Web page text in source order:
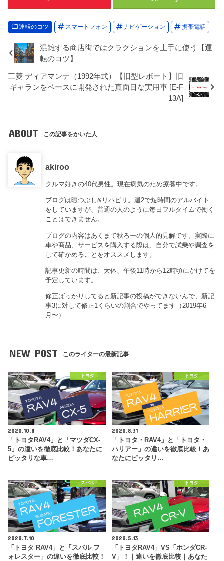
運転のコツ スマートフォン ナビゲーション 携帯電話
混雑する商店街ではクラクションを上手に使う【運
転のコツ】
三菱 ディアマンテ（1992年式）【旧型レポート】旧
ギャランをベースに開発された真面目な実用車 [E-F
13A]
ABOUT この記事をかいた人
akiroo
クルマ好きの40代男性。現在病気のため療養中です。
ブログは暇つぶし&リハビリ。週2で短時間のアルバイト
をしていますが、普通の人のように毎日フルタイムで働く
ことはできません。
ブログの内容はあくまで秋ろーの個人的見解です。実際に
車や商品、サービスを購入する際は、自分で試乗や調査を
して確かめることをオススメします。
記事更新の時間は、大体、午後11時から12時頃にかけてを
予定しています。
修正ばっかりしてると新記事の投稿ができないんで、新記
事3に対して修正1くらいの割合でやってます（2019年6
月〜）
NEW POST このライターの最新記事
トヨタ
2020.10.8
「トヨタRAV4」と「マツダCX-
5」の違いを徹底比較！あなたに
ピッタリな車…
トヨタ
2020.8.31
「トヨタ・RAV4」と「トヨタ・
ハリアー」の違いを徹底比較！あ
なたにピッタリ…
スバル
2020.7.10
「トヨタ RAV4」と「スバル フ
ォレスター」の違いを徹底比較！
トヨタ
2020.5.13
「トヨタRAV4」VS「ホンダCR-
V」！｜違いを徹底比較｜あなた